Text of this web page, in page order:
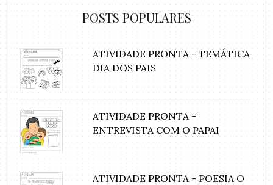
POSTS POPULARES
ATIVIDADE PRONTA - TEMÁTICA
DIA DOS PAIS
ATIVIDADE PRONTA -
ENTREVISTA COM O PAPAI
ATIVIDADE PRONTA - POESIA O